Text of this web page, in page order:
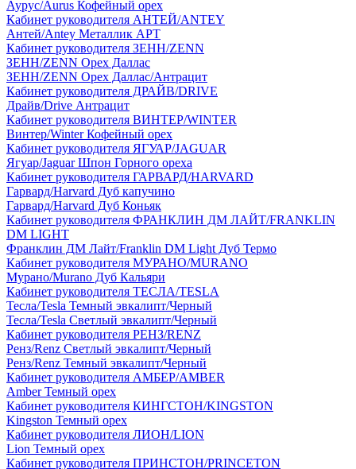
Аурус/Aurus Кофейный орех
Кабинет руководителя АНТЕЙ/ANTEY
Антей/Antey Металлик АРТ
Кабинет руководителя ЗЕНН/ZENN
ЗЕНН/ZENN Орех Даллас
ЗЕНН/ZENN Орех Даллас/Антрацит
Кабинет руководителя ДРАЙВ/DRIVE
Драйв/Drive Антрацит
Кабинет руководителя ВИНТЕР/WINTER
Винтер/Winter Кофейный орех
Кабинет руководителя ЯГУАР/JAGUAR
Ягуар/Jaguar Шпон Горного ореха
Кабинет руководителя ГАРВАРД/HARVARD
Гарвард/Harvard Дуб капучино
Гарвард/Harvard Дуб Коньяк
Кабинет руководителя ФРАНКЛИН ДМ ЛАЙТ/FRANKLIN
DM LIGHT
Франклин ДМ Лайт/Franklin DM Light Дуб Термо
Кабинет руководителя МУРАНО/MURANO
Мурано/Murano Дуб Кальяри
Кабинет руководителя ТЕСЛА/TESLA
Тесла/Tesla Темный эвкалипт/Черный
Тесла/Tesla Светлый эвкалипт/Черный
Кабинет руководителя РЕНЗ/RENZ
Ренз/Renz Светлый эвкалипт/Черный
Ренз/Renz Темный эвкалипт/Черный
Кабинет руководителя АМБЕР/AMBER
Amber Темный орех
Кабинет руководителя КИНГСТОН/KINGSTON
Kingston Темный орех
Кабинет руководителя ЛИОН/LION
Lion Темный орех
Кабинет руководителя ПРИНСТОН/PRINCETON